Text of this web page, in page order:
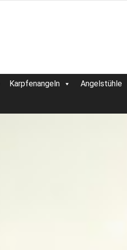
Karpfenangeln Angelstühle